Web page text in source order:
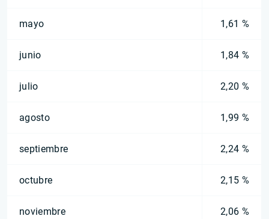
mayo 1,61 %
junio 1,84 %
julio 2,20 %
agosto 1,99 %
septiembre 2,24 %
octubre 2,15 %
noviembre 2,06 %